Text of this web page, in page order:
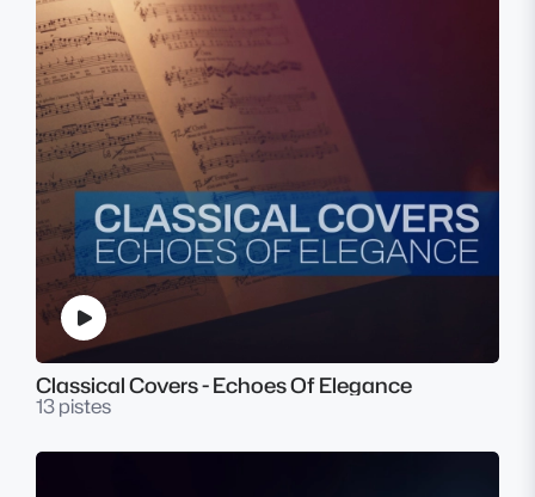
Classical Covers - Echoes Of Elegance
13 pistes